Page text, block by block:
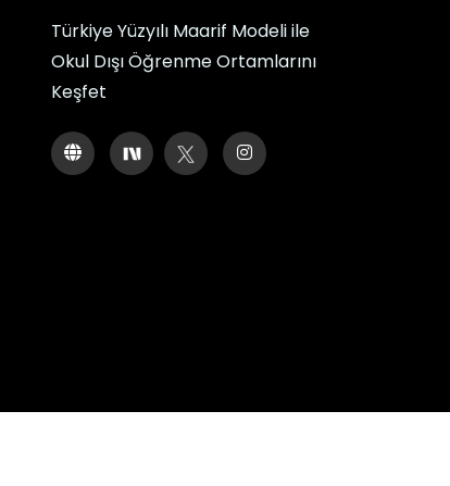
Türkiye Yüzyılı Maarif Modeli ile
Okul Dışı Öğrenme Ortamlarını
Keşfet